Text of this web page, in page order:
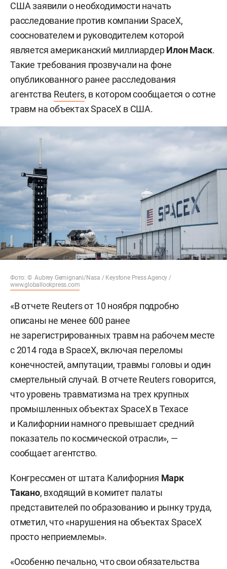
США заявили о необходимости начать
расследование против компании SpaceX,
сооснователем и руководителем которой
является американский миллиардерИлон Маск.
Такие требования прозвучали на фоне
опубликованного ранее расследования
агентства Reuters, в котором сообщается о сотне
травм на объектах SpaceX в США.
Фото: © Aubrey Gemignani/Nasa / Keystone Press Agency /
www.globallookpress.com
«В отчете Reuters от 10 ноября подробно
описаны не менее 600 ранее
не зарегистрированных травм на рабочем месте
с 2014 года в SpaceX, включая переломы
конечностей, ампутации, травмы головы и один
смертельный случай. В отчете Reuters говорится,
что уровень травматизма на трех крупных
промышленных объектах SpaceX в Техасе
и Калифорнии намного превышает средний
показатель по космической отрасли», —
сообщает агентство.
Конгрессмен от штата Калифорния Марк
Такано, входящий в комитет палаты
представителей по образованию и рынку труда,
отметил, что «нарушения на объектах SpaceX
просто неприемлемы».
«Особенно печально, что свои обязательства